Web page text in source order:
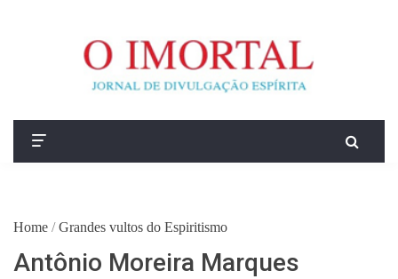
Home / Grandes vultos do Espiritismo
Antônio Moreira Marques